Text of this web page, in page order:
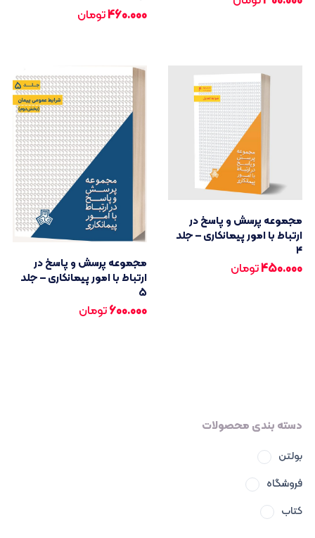
460.000تومان
مجموعه پرسش و پاسخ در
ارتباط با امور پیمانکاری – جلد
۴
450.000تومان
مجموعه پرسش و پاسخ در
ارتباط با امور پیمانکاری – جلد
۵
600.000تومان
دسته بندی محصولات
بولتن
فروشگاه
کتاب